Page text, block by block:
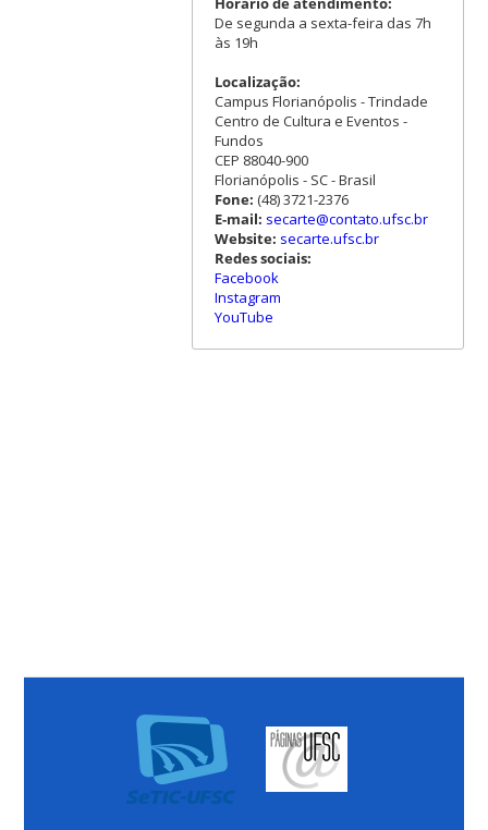
De segunda a sexta-feira das 7h
às 19h
Localização:
Campus Florianópolis - Trindade
Centro de Cultura e Eventos -
Fundos
CEP 88040-900
Florianópolis - SC - Brasil
Fone: (48) 3721-2376
E-mail: secarte@contato.ufsc.br
Website: secarte.ufsc.br
Redes sociais:
Facebook
Instagram
YouTube